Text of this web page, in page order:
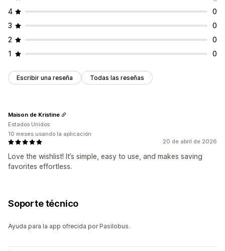
4
0
3
0
2
0
1
0
Escribir una reseña Todas las reseñas
20 de abril de 2026
Love the wishlist! It’s simple, easy to use, and makes saving
favorites effortless.
Maison de Kristine
Estados Unidos
10 meses usando la aplicación
Soporte técnico
Ayuda para la app ofrecida por Pasilobus.